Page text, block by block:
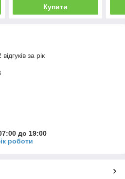
Купити
за рік
до 19:00
роботи